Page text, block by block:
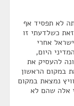
לא תפסיד אף
כשלדעתי זו
אחרי
היום,
להעסיק את
במקום הראשון
נמצאת במקום
אלה שהם לא